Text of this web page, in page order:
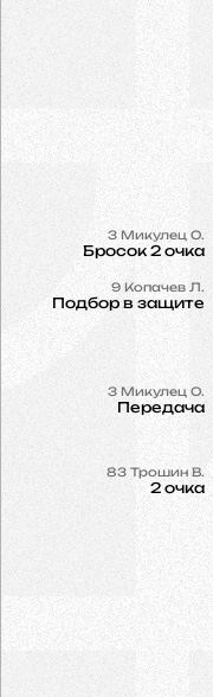
3 Микулец О.
Бросок 2 очка
9 Копачев Л.
Подбор в защите
3 Микулец О.
Передача
83 Трошин В.
2 очка